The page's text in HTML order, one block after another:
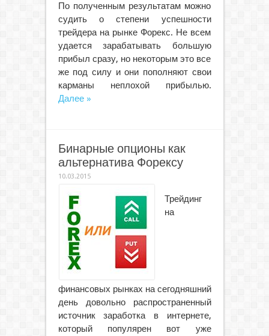
По полученным результатам можно
судить о степени успешности
трейдера на рынке Форекс. Не всем
удается зарабатывать большую
прибыл сразу, но некоторым это все
же под силу и они пополняют свои
карманы неплохой прибылью.
Далее »
Бинарные опционы как
альтернатива Форексу
10.03.2015
Трейдинг
на
финансовых рынках на сегодняшний
день довольно распространенный
источник заработка в интернете,
который популярен вот уже